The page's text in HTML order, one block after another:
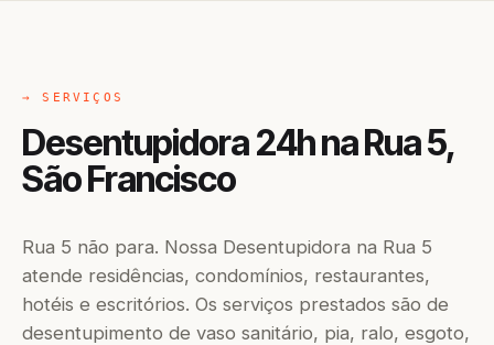
→ SERVIÇOS
Desentupidora 24h na Rua 5,
São Francisco
Rua 5 não para. Nossa Desentupidora na Rua 5
atende residências, condomínios, restaurantes,
hotéis e escritórios. Os serviços prestados são de
desentupimento de vaso sanitário, pia, ralo, esgoto,